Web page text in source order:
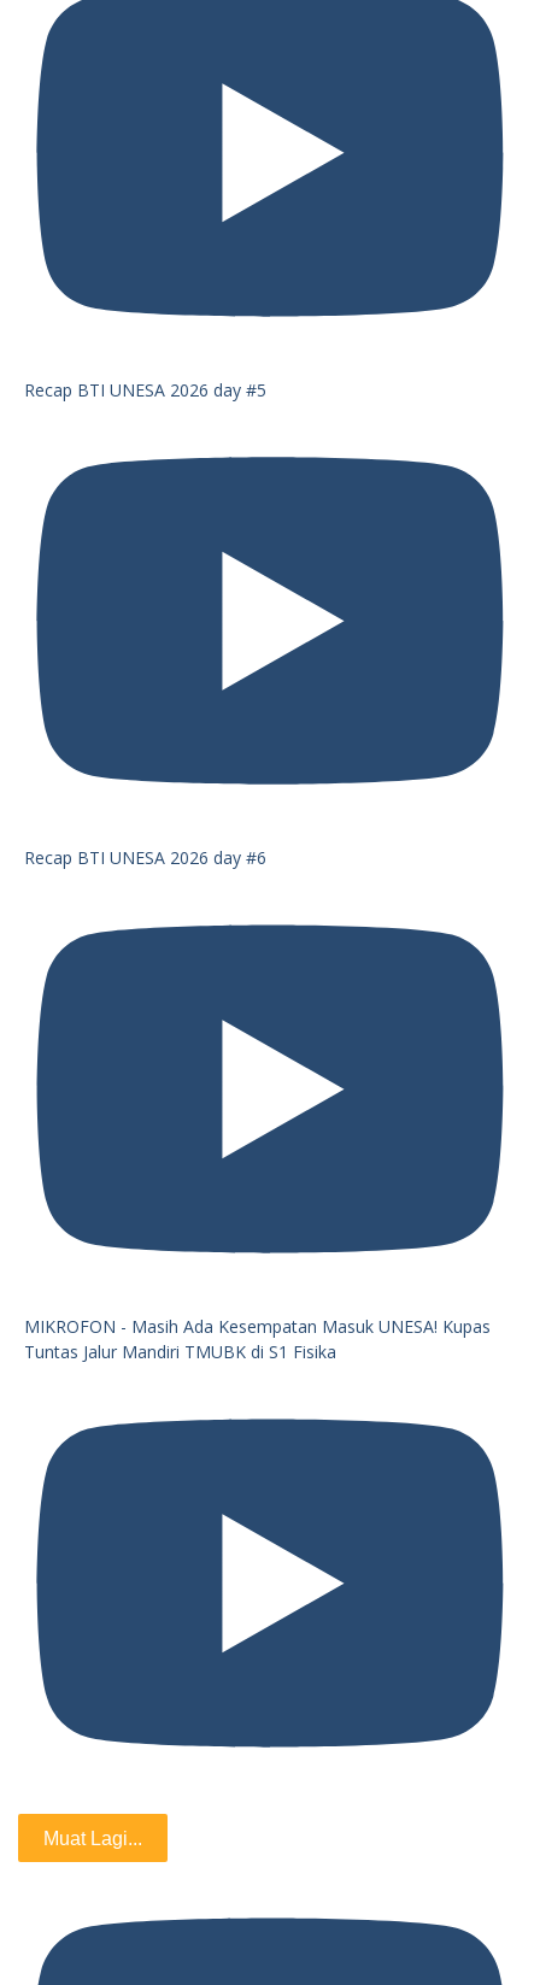
Recap BTI UNESA 2026 day #5
Recap BTI UNESA 2026 day #6
MIKROFON - Masih Ada Kesempatan Masuk UNESA! Kupas
Tuntas Jalur Mandiri TMUBK di S1 Fisika
Muat Lagi...